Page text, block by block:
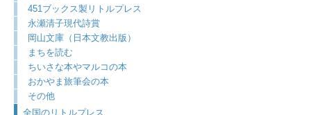
451ブックス製リトルプレス
永瀬清子現代詩賞
岡山文庫（日本文教出版）
まちを読む
ちいさな本やマルコの本
おかやま旅筆会の本
その他
全国のリトルプレス